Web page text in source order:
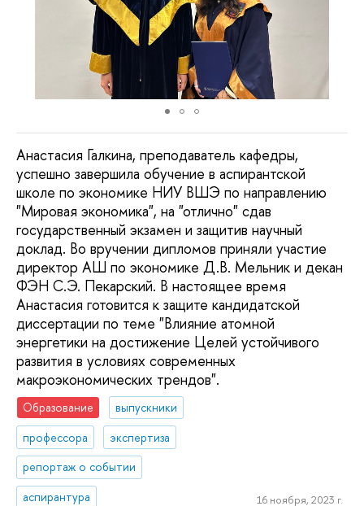
Анастасия Галкина, преподаватель кафедры,
успешно завершила обучение в аспирантской
школе по экономике НИУ ВШЭ по направлению
"Мировая экономика", на "отлично" сдав
государственный экзамен и защитив научный
доклад. Во вручении дипломов приняли участие
директор АШ по экономике Д.В. Мельник и декан
ФЭН С.Э. Пекарский. В настоящее время
Анастасия готовится к защите кандидатской
диссертации по теме "Влияние атомной
энергетики на достижение Целей устойчивого
развития в условиях современных
макроэкономических трендов".
Образование
выпускники
профессора
экспертиза
репортаж о событии
аспирантура
16 ноября, 2023 г.